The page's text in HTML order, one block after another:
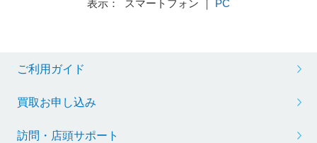
表示： スマートフォン ｜ PC
ご利用ガイド
買取お申し込み
訪問・店頭サポート